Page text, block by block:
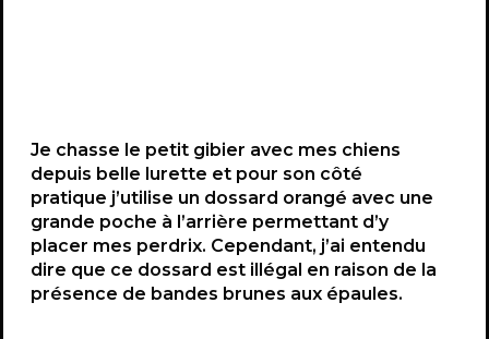
Je chasse le petit gibier avec mes chiens
depuis belle lurette et pour son côté
pratique j’utilise un dossard orangé avec une
grande poche à l’arrière permettant d’y
placer mes perdrix. Cependant, j’ai entendu
dire que ce dossard est illégal en raison de la
présence de bandes brunes aux épaules.